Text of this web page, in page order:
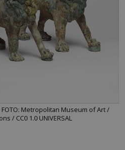
Metropolitan Museum of Art /
/ CC0 1.0 UNIVERSAL